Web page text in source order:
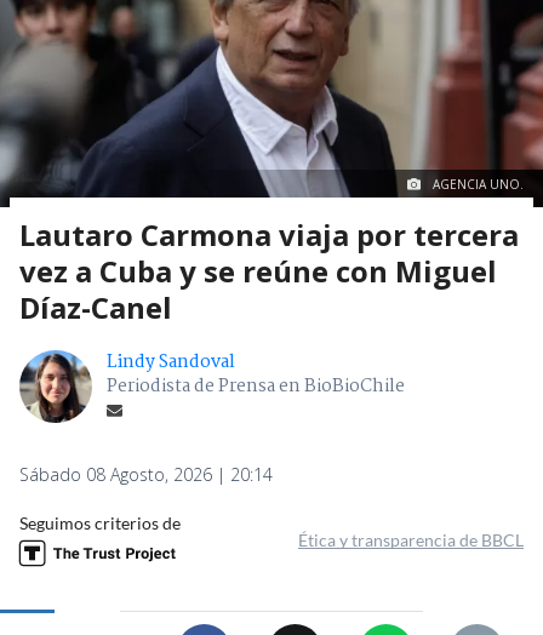
AGENCIA UNO.
Lautaro Carmona viaja por tercera
vez a Cuba y se reúne con Miguel
Díaz-Canel
Lindy Sandoval
Periodista de Prensa en BioBioChile
Sábado 08 Agosto, 2026 | 20:14
Seguimos criterios de
Ética y transparencia de BBCL